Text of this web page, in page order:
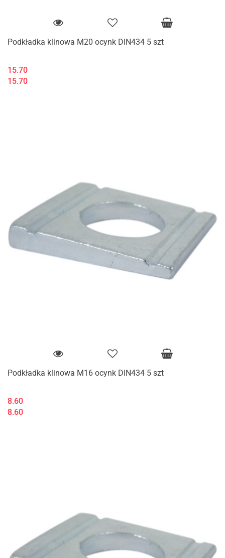
Podkładka klinowa M20 ocynk DIN434 5 szt
15.70
15.70
Podkładka klinowa M16 ocynk DIN434 5 szt
8.60
8.60